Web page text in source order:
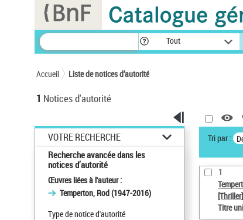
Tout
Accueil Liste de notices d’autorité
1 Notices d'autorité
VOTRE RECHERCHE
Recherche avancée dans les
notices d’autorité
Œuvres liées à l'auteur :
Temperton, Rod (1947-2016)
Type de notice d'autorité
Tri par :
1
[Thriller]
Titre
Panneau de gestion des cookies